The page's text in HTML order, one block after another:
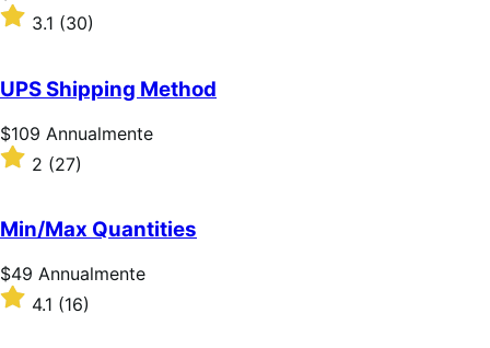
$59
Annualmente
Valutato
5
stelle
3.1 (30)
UPS Shipping Method
Prezzo
$109
Annualmente
$109 Annualmente
Valutato
2
5
stelle
2 (27)
Min/Max Quantities
Prezzo
$49
Annualmente
$49 Annualmente
Valutato
4.1 (16)